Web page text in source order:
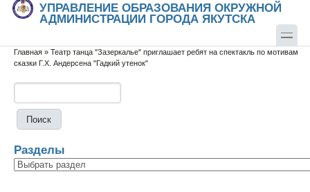
УПРАВЛЕНИЕ ОБРАЗОВАНИЯ ОКРУЖНОЙ
АДМИНИСТРАЦИИ ГОРОДА ЯКУТСКА
Вы здесь
Главная » Театр танца "Зазеркалье" приглашает ребят на спектакль по мотивам
сказки Г.Х. Андерсена "Гадкий утенок"
Разделы